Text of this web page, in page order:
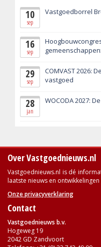
10
sep
Vastgoedborrel
16
sep
29
sep
COMVAST 2026:
vastgoed
28
jan
WOCODA 2027:
Over Vastgoednieuws.nl
Vastgoednieuws.nl is dé
laatste nieuws en
Onze privacyverklaring
Contact
Vastgoednieuws b.v.
Hogeweg 19
2042 GD Zandvoort